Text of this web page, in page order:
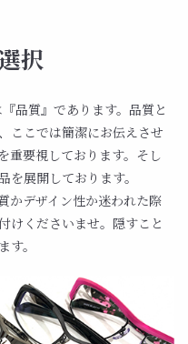
択
品質』であります。品質と
ここでは簡潔にお伝えさせ
重要視しております。そし
展開しております。
かデザイン性か迷われた際
けくださいませ。隠すこと
。